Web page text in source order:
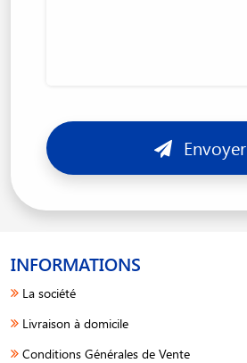
Envoyer
INFORMATIONS
La société
Livraison à domicile
Conditions Générales de Vente